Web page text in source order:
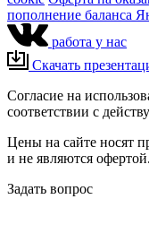
пополнение баланса
работа у нас
Скачать
Согласие на
соответствии с
Цены на сайте носят
и не являются офертой.
Задать вопрос